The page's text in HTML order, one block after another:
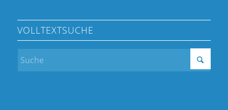
VOLLTEXTSUCHE